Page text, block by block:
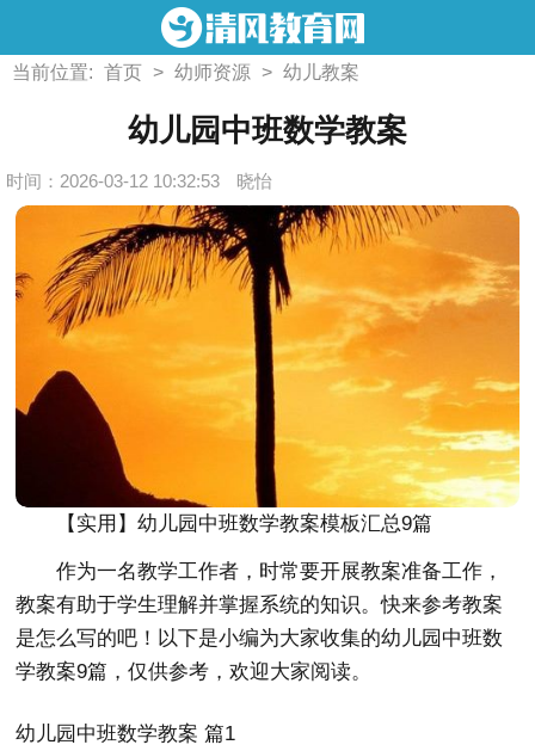
当前位置: 首页 > 幼师资源 > 幼儿教案
幼儿园中班数学教案
时间：2026-03-12 10:32:53 晓怡
【实用】幼儿园中班数学教案模板汇总9篇
作为一名教学工作者，时常要开展教案准备工作，
教案有助于学生理解并掌握系统的知识。快来参考教案
是怎么写的吧！以下是小编为大家收集的幼儿园中班数
学教案9篇，仅供参考，欢迎大家阅读。
幼儿园中班数学教案 篇1